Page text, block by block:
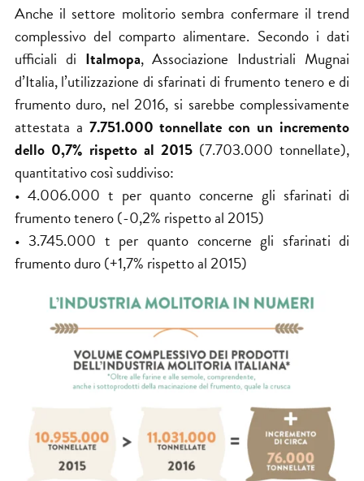
Anche il settore molitorio sembra confermare il trend
complessivo del comparto alimentare. Secondo i dati
ufficiali di Italmopa, Associazione Industriali Mugnai
d’Italia, l’utilizzazione di sfarinati di frumento tenero e di
frumento duro, nel 2016, si sarebbe complessivamente
attestata a 7.751.000 tonnellate con un incremento
dello 0,7% rispetto al 2015 (7.703.000 tonnellate),
quantitativo così suddiviso:
• 4.006.000 t per quanto concerne gli sfarinati di
frumento tenero (-0,2% rispetto al 2015)
• 3.745.000 t per quanto concerne gli sfarinati di
frumento duro (+1,7% rispetto al 2015)